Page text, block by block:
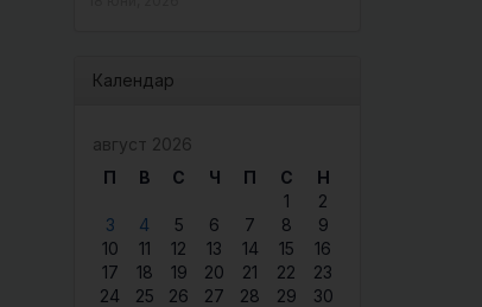
Календар
август 2026
П
В С Ч П С
Н
1
2
3
4 5 6 7 8
9
10
11 12 13 14 15
16
17
18 19 20 21 22
23
24
25 26 27 28 29
30